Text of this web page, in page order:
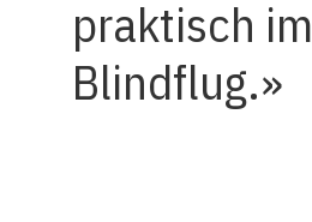
praktisch im
Blindflug.